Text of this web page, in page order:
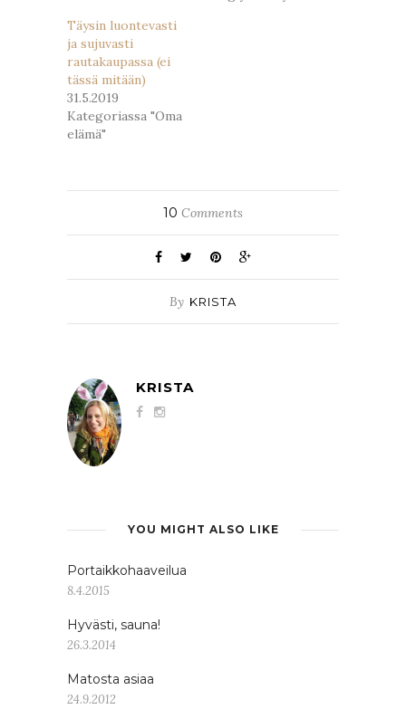
Täysin luontevasti
ja sujuvasti
rautakaupassa (ei
tässä mitään)
31.5.2019
Kategoriassa "Oma
elämä"
10 Comments
By KRISTA
KRISTA
YOU MIGHT ALSO LIKE
Portaikkohaaveilua
8.4.2015
Hyvästi, sauna!
26.3.2014
Matosta asiaa
24.9.2012